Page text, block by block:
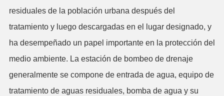
residuales de la población urbana después del
tratamiento y luego descargadas en el lugar designado, y
ha desempeñado un papel importante en la protección del
medio ambiente. La estación de bombeo de drenaje
generalmente se compone de entrada de agua, equipo de
tratamiento de aguas residuales, bomba de agua y su